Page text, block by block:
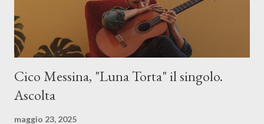
Cico Messina, "Luna Torta" il singolo.
Ascolta
maggio 23, 2025